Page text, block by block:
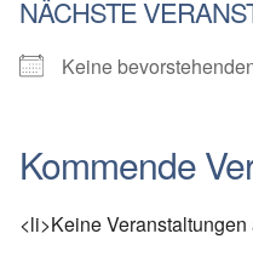
NÄCHSTE
Keine
Kommende
<li>Keine